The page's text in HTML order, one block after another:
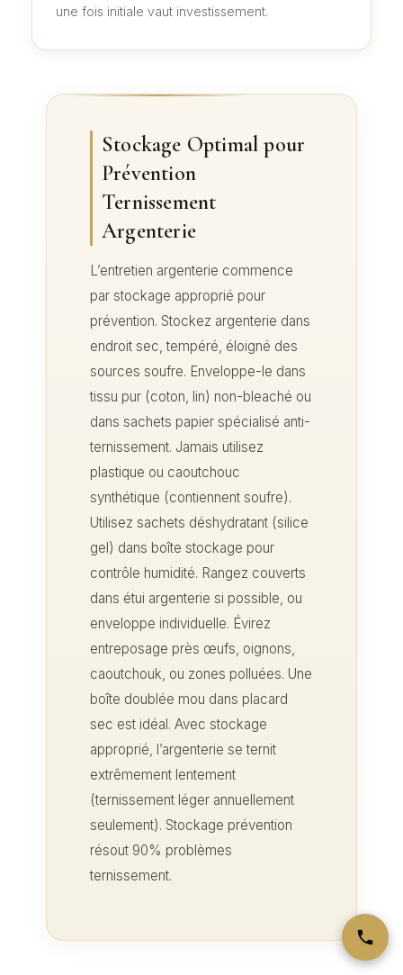
une fois initiale vaut investissement.
Stockage Optimal pour
Prévention
Ternissement
Argenterie
L’entretien argenterie commence
par stockage approprié pour
prévention. Stockez argenterie dans
endroit sec, tempéré, éloigné des
sources soufre. Enveloppe-le dans
tissu pur (coton, lin) non-bleaché ou
dans sachets papier spécialisé anti-
ternissement. Jamais utilisez
plastique ou caoutchouc
synthétique (contiennent soufre).
Utilisez sachets déshydratant (silice
gel) dans boîte stockage pour
contrôle humidité. Rangez couverts
dans étui argenterie si possible, ou
enveloppe individuelle. Évirez
entreposage près œufs, oignons,
caoutchouk, ou zones polluées. Une
boîte doublée mou dans placard
sec est idéal. Avec stockage
approprié, l’argenterie se ternit
extrêmement lentement
(ternissement léger annuellement
seulement). Stockage prévention
résout 90% problèmes
ternissement.